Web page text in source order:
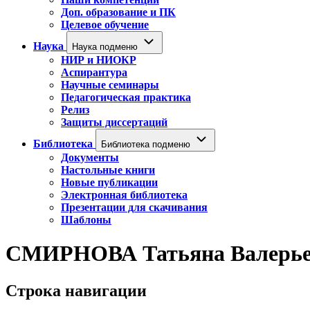
Доп. образование и ПК
Целевое обучение
Наука
Наука подменю
НИР и НИОКР
Аспирантура
Научные семинары
Педагогическая практика
Релиз
Защиты диссертаций
Библиотека
Библиотека подменю
Документы
Настольные книги
Новые публикации
Электронная библиотека
Презентации для скачивания
Шаблоны
СМИРНОВА Татьяна
Строка навигации